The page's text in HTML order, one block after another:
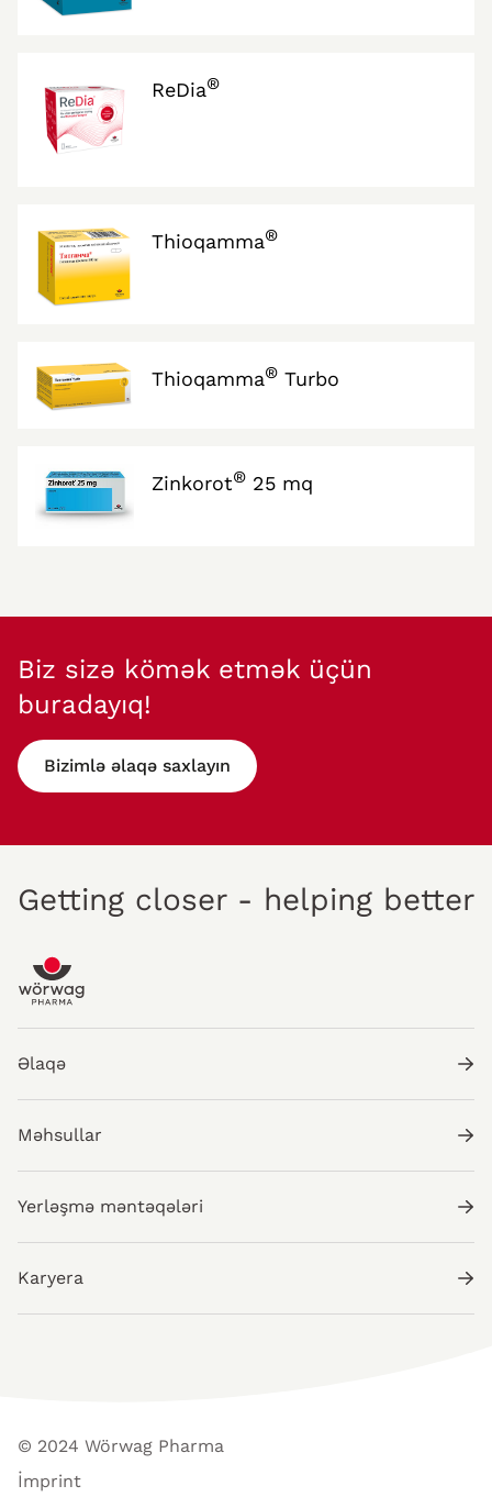
ReDia®
Thioqamma®
Thioqamma® Turbo
Zinkorot® 25 mq
Biz sizə kömək etmək üçün
buradayıq!
Bizimlə əlaqə saxlayın
Getting closer - helping better
Əlaqə
Məhsullar
Yerləşmə məntəqələri
Karyera
© 2024 Wörwag Pharma
İmprint